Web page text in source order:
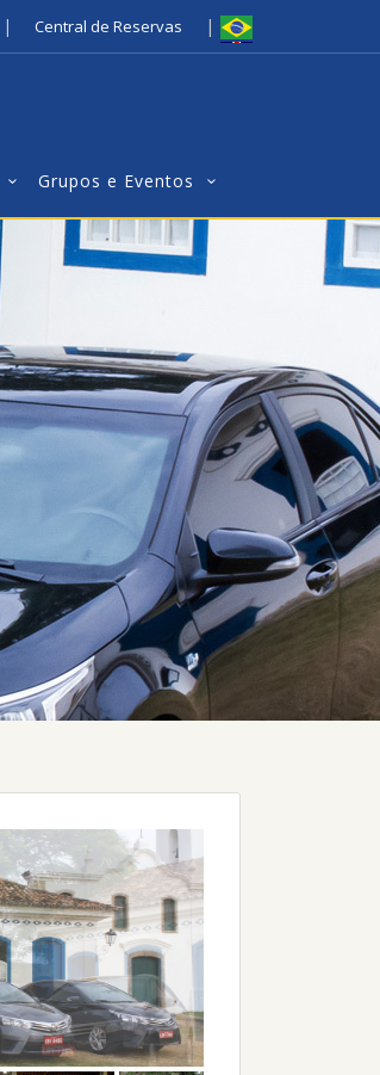
| Central de Reservas |
Grupos e Eventos